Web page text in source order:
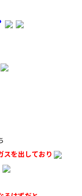
スを出しており